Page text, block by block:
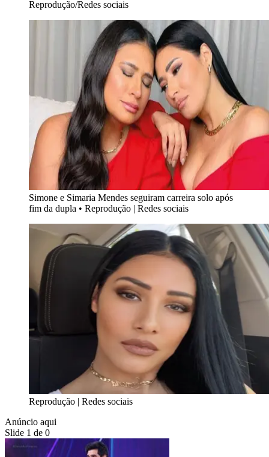
Reprodução/Redes sociais
Simone e Simaria Mendes seguiram carreira solo após
fim da dupla • Reprodução | Redes sociais
Reprodução | Redes sociais
Anúncio aqui
Slide 1 de 0